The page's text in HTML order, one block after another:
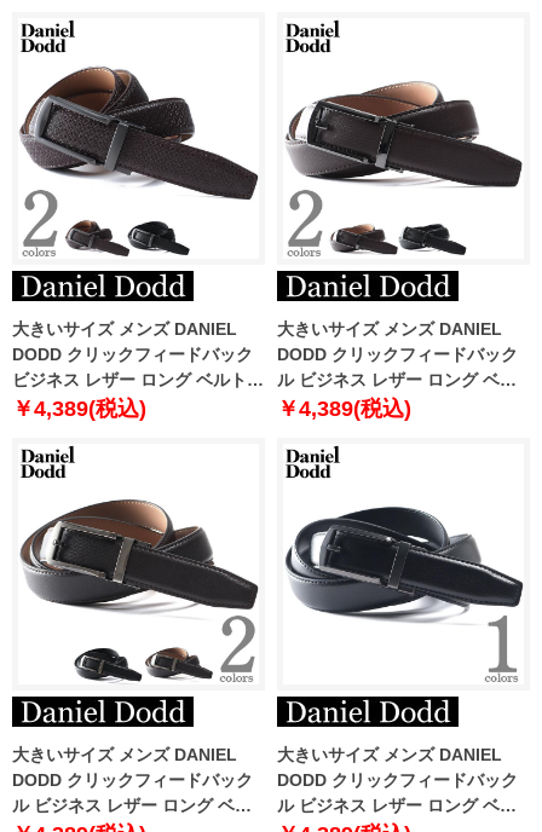
大きいサイズ メンズ DANIEL
DODD クリックフィードバック
ビジネス レザー ロング ベルト
ロングサイズ azbl-229001
￥4,389(税込)
大きいサイズ メンズ DANIEL
DODD クリックフィードバック
ル ビジネス レザー ロング ベル
ト ロングサイズ azbl-229007
￥4,389(税込)
大きいサイズ メンズ DANIEL
DODD クリックフィードバック
ル ビジネス レザー ロング ベル
大きいサイズ メンズ DANIEL
DODD クリックフィードバック
ル ビジネス レザー ロング ベル